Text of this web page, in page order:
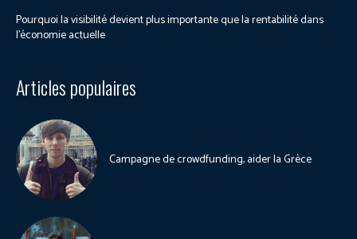
Pourquoi la visibilité devient plus importante que la rentabilité dans
l’économie actuelle
Articles populaires
Campagne de crowdfunding, aider la Grèce